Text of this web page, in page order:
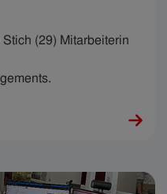
(29) Mitarbeiterin